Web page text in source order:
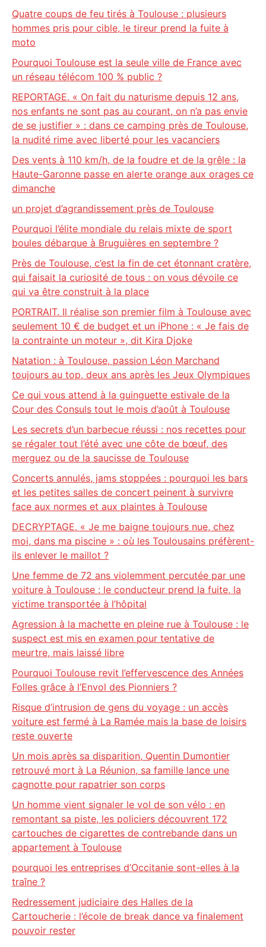
Quatre coups de feu tirés à Toulouse : plusieurs
hommes pris pour cible, le tireur prend la fuite à
moto
Pourquoi Toulouse est la seule ville de France avec
un réseau télécom 100 % public ?
REPORTAGE. « On fait du naturisme depuis 12 ans,
nos enfants ne sont pas au courant, on n’a pas envie
de se justifier » : dans ce camping près de Toulouse,
la nudité rime avec liberté pour les vacanciers
Des vents à 110 km/h, de la foudre et de la grêle : la
Haute-Garonne passe en alerte orange aux orages ce
dimanche
un projet d’agrandissement près de Toulouse
Pourquoi l’élite mondiale du relais mixte de sport
boules débarque à Bruguières en septembre ?
Près de Toulouse, c’est la fin de cet étonnant cratère,
qui faisait la curiosité de tous : on vous dévoile ce
qui va être construit à la place
PORTRAIT. Il réalise son premier film à Toulouse avec
seulement 10 € de budget et un iPhone : « Je fais de
la contrainte un moteur », dit Kira Djoke
Natation : à Toulouse, passion Léon Marchand
toujours au top, deux ans après les Jeux Olympiques
Ce qui vous attend à la guinguette estivale de la
Cour des Consuls tout le mois d’août à Toulouse
Les secrets d’un barbecue réussi : nos recettes pour
se régaler tout l’été avec une côte de bœuf, des
merguez ou de la saucisse de Toulouse
Concerts annulés, jams stoppées : pourquoi les bars
et les petites salles de concert peinent à survivre
face aux normes et aux plaintes à Toulouse
DECRYPTAGE. « Je me baigne toujours nue, chez
moi, dans ma piscine » : où les Toulousains préfèrent-
ils enlever le maillot ?
Une femme de 72 ans violemment percutée par une
voiture à Toulouse : le conducteur prend la fuite, la
victime transportée à l’hôpital
Agression à la machette en pleine rue à Toulouse : le
suspect est mis en examen pour tentative de
meurtre, mais laissé libre
Pourquoi Toulouse revit l’effervescence des Années
Folles grâce à l’Envol des Pionniers ?
Risque d’intrusion de gens du voyage : un accès
voiture est fermé à La Ramée mais la base de loisirs
reste ouverte
Un mois après sa disparition, Quentin Dumontier
retrouvé mort à La Réunion, sa famille lance une
cagnotte pour rapatrier son corps
Un homme vient signaler le vol de son vélo : en
remontant sa piste, les policiers découvrent 172
cartouches de cigarettes de contrebande dans un
appartement à Toulouse
pourquoi les entreprises d’Occitanie sont-elles à la
traîne ?
Redressement judiciaire des Halles de la
Cartoucherie : l’école de break dance va finalement
pouvoir rester